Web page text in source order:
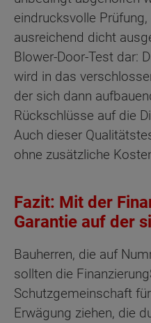
eindrucksvolle
ausreichend dicht
Blower-Door-Test dar:
wird in das
der sich dann
Rückschlüsse auf die
Auch dieser
ohne zusätzliche
Fazit: Mit der
Garantie auf der
Bauherren, die auf
sollten die
Schutzgemeinschaft
Erwägung ziehen, die